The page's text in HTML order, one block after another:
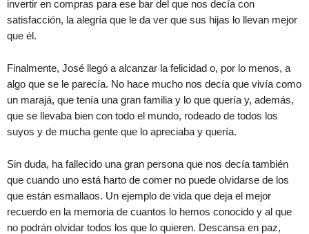
invertir en compras para ese bar del que nos decía con
satisfacción, la alegría que le da ver que sus hijas lo llevan mejor
que él.
Finalmente, José llegó a alcanzar la felicidad o, por lo menos, a
algo que se le parecía. No hace mucho nos decía que vivía como
un marajá, que tenía una gran familia y lo que quería y, además,
que se llevaba bien con todo el mundo, rodeado de todos los
suyos y de mucha gente que lo apreciaba y quería.
Sin duda, ha fallecido una gran persona que nos decía también
que cuando uno está harto de comer no puede olvidarse de los
que están esmallaos. Un ejemplo de vida que deja el mejor
recuerdo en la memoria de cuantos lo hemos conocido y al que
no podrán olvidar todos los que lo quieren. Descansa en paz,